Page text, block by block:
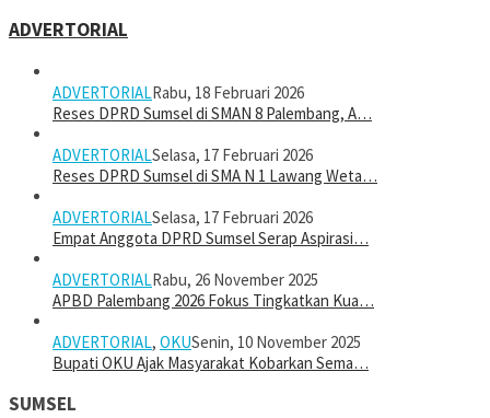
ADVERTORIAL
ADVERTORIALRabu, 18 Februari 2026
Reses DPRD Sumsel di SMAN 8 Palembang, A…
ADVERTORIALSelasa, 17 Februari 2026
Reses DPRD Sumsel di SMA N 1 Lawang Weta…
ADVERTORIALSelasa, 17 Februari 2026
Empat Anggota DPRD Sumsel Serap Aspirasi…
ADVERTORIALRabu, 26 November 2025
APBD Palembang 2026 Fokus Tingkatkan Kua…
ADVERTORIAL, OKUSenin, 10 November 2025
Bupati OKU Ajak Masyarakat Kobarkan Sema…
SUMSEL